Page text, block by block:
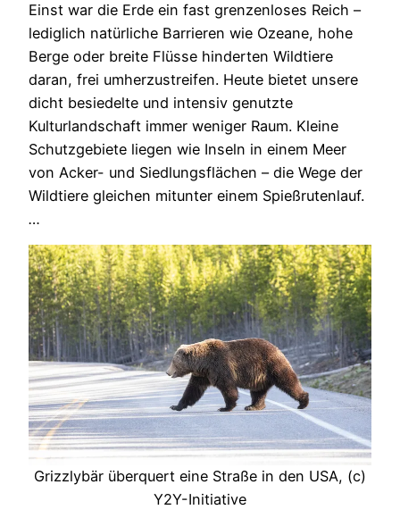
Einst war die Erde ein fast grenzenloses Reich –
lediglich natürliche Barrieren wie Ozeane, hohe
Berge oder breite Flüsse hinderten Wildtiere
daran, frei umherzustreifen. Heute bietet unsere
dicht besiedelte und intensiv genutzte
Kulturlandschaft immer weniger Raum. Kleine
Schutzgebiete liegen wie Inseln in einem Meer
von Acker- und Siedlungsflächen – die Wege der
Wildtiere gleichen mitunter einem Spießrutenlauf.
…
Grizzlybär überquert eine Straße in den USA, (c)
Y2Y-Initiative